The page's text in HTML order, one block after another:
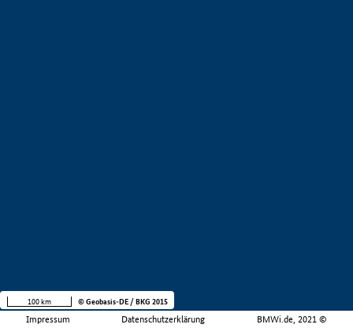
Impressum Datenschutzerklärung BMWi.de, 2021 ©
100 km © Geobasis-DE / BKG 2015